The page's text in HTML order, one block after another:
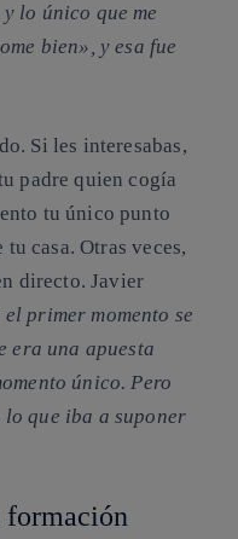
lo único que me
bien», y esa fue
Si les interesabas,
padre quien cogía
tu único punto
casa. Otras veces,
directo. Javier
el primer momento se
era una apuesta
único. Pero
lo que iba a suponer
formación